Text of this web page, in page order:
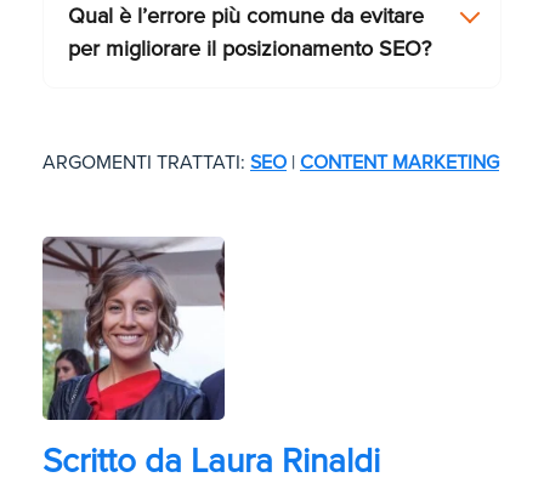
Qual è l’errore più comune da evitare
per migliorare il posizionamento SEO?
ARGOMENTI TRATTATI: SEO | CONTENT MARKETING
Scritto da Laura Rinaldi